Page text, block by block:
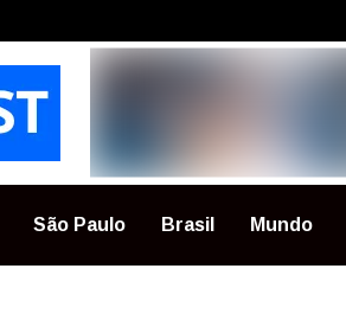
São Paulo Brasil Mundo